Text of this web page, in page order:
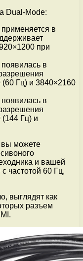
Dual-Mode:
в
при
в
Гц) и 3840×2160
в
Гц) и
вы можете
и вашей
частотой 60 Гц,
выглядят как
разъем